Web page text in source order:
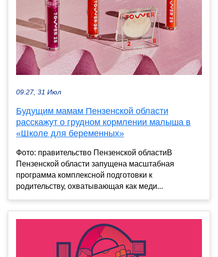
09:27, 31 Июл
Будущим мамам Пензенской области
расскажут о грудном кормлении малыша в
«Школе для беременных»
Фото: правительство Пензенской областиВ
Пензенской области запущена масштабная
программа комплексной подготовки к
родительству, охватывающая как меди...